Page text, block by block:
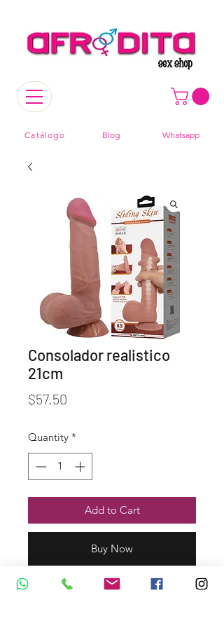
Catálogo Blog Whatsapp
Consolador realistico
21cm
$57.50
Quantity *
Add to Cart
Buy Now